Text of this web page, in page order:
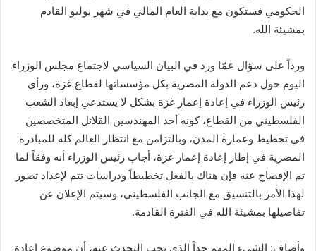
الحكومي فستكون مع بداية العام المالي في شهر يوليو القادم
بمشيئة الله.
ورداً على سؤال عمّا ورد في البيان السياسي لاجتماع مجلس الوزراء
اليوم حول دعم الدولة المصرية بكل مؤسساتها لقطاع غزة، ورأي
رئيس الوزراء في إعادة إعمار غزة بشكل لا يستدعي إبعاد الشعب
الفلسطيني من القطاع، كونه أحد المهندسين القلائل المتخصصين
في تخطيط وعمارة المدن، وبالتزامن مع انتظار العالم كله للمبادرة
المصرية في إطار إعادة إعمار غزة، أجاب رئيس الوزراء أنه وفقاً لما
تم الإفصاح عنه فإن هناك بالفعل تخطيطاً ودراسات تتم لإعداد تصور
لهذا الأمر بالتنسيق مع الجانب الفلسطيني، وسيتم الإعلان عن
تفاصيلها بمشيئة الله في الفترة القادمة.
وأضاف: الشيء المهم جداً الذي يجب التحدث عنه، أن موضوع إعادة